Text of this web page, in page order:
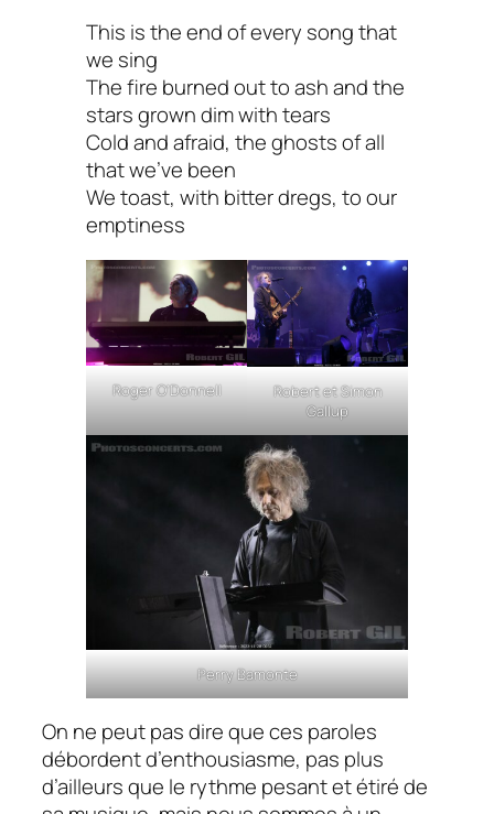
This is the end of every song that
we sing
The fire burned out to ash and the
stars grown dim with tears
Cold and afraid, the ghosts of all
that we’ve been
We toast, with bitter dregs, to our
emptiness
Roger O’Donnell
Robert et Simon
Gallup
Perry Bamonte
On ne peut pas dire que ces paroles
débordent d’enthousiasme, pas plus
d’ailleurs que le rythme pesant et étiré de